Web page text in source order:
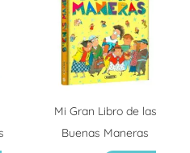
Mi Gran Libro de las
Buenas Maneras